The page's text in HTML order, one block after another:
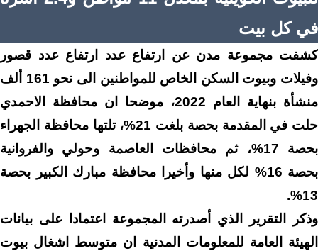
في كل بيت
كشفت مجموعة مدن عن ارتفاع عدد ارتفاع عدد قصور
وفيلات وبيوت السكن الخاص للمواطنين الى نحو 161 ألف
منشأة بنهاية العام 2022، موضحا ان محافظة الاحمدي
حلت في المقدمة بحصة بلغت 21%، تلتها محافظة الجهراء
بحصة 17%، ثم محافظات العاصمة وحولي والفروانية
بحصة 16% لكل منها وأخيرا محافظة مبارك الكبير بحصة
13%.
وذكر التقرير الذي أصدرته المجموعة اعتمادا على بيانات
الهيئة العامة للمعلومات المدنية ان متوسط اشغال بيوت